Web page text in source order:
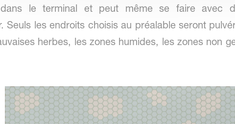
dans le terminal et peut même se faire avec
Seuls les endroits choisis au préalable seront
herbes, les zones humides, les zones non